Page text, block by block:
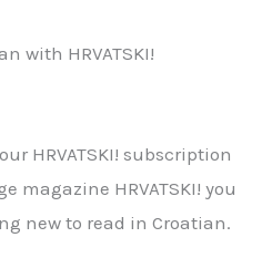
with HRVATSKI!
HRVATSKI! subscription
magazine HRVATSKI! you
new to read in Croatian.